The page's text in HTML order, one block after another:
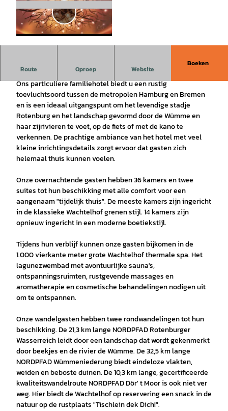
V
i
d
a
f
s
p
e
l
e
n
Route Oproep Website
Boeken
Een nest tussen traditie en tijdgeest
Ons particuliere familiehotel biedt u een rustig
toevluchtsoord tussen de metropolen Hamburg en Bremen
en is een ideaal uitgangspunt om het levendige stadje
Rotenburg en het landschap gevormd door de Wümme en
haar zijrivieren te voet, op de fiets of met de kano te
verkennen. De prachtige ambiance van het hotel met veel
kleine inrichtingsdetails zorgt ervoor dat gasten zich
helemaal thuis kunnen voelen.
Onze overnachtende gasten hebben 36 kamers en twee
suites tot hun beschikking met alle comfort voor een
aangenaam "tijdelijk thuis". De meeste kamers zijn ingericht
in de klassieke Wachtelhof grenen stijl. 14 kamers zijn
opnieuw ingericht in een moderne boetiekstijl.
Tijdens hun verblijf kunnen onze gasten bijkomen in de
1.000 vierkante meter grote Wachtelhof thermale spa. Het
lagunezwembad met avontuurlijke sauna's,
ontspanningsruimten, rustgevende massages en
aromatherapie en cosmetische behandelingen nodigen uit
om te ontspannen.
Onze wandelgasten hebben twee rondwandelingen tot hun
beschikking. De 21,3 km lange NORDPFAD Rotenburger
Wasserreich leidt door een landschap dat wordt gekenmerkt
door beekjes en de rivier de Wümme. De 32,5 km lange
NORDPFAD Wümmeniederung biedt eindeloze vlakten,
weiden en beboste duinen. De 10,3 km lange, gecertificeerde
kwaliteitswandelroute NORDPFAD Dör' t Moor is ook niet ver
weg. Hier biedt de Wachtelhof op reservering een snack in de
natuur op de rustplaats "Tischlein dek Dich!".